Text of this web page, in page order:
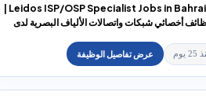
Leidos ISP/OSP Specialist Jobs in Bahrain |
أخصائي شبكات واتصالات الألياف البصرية لدى
يوم